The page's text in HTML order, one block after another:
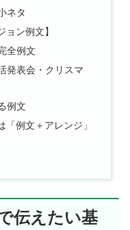
ネタ
ン例文】
全例文
発表会・クリスマ
例文
例文＋アレンジ」
伝えたい基